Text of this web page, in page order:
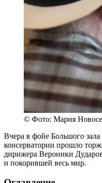
© Фото: Мария
Вчера в фойе Большого
консерватории прошло
дирижера Вероники
и покорившей весь мир.